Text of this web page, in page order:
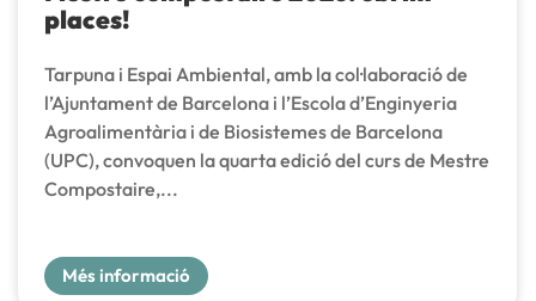
places!
Tarpuna i Espai Ambiental, amb la col·laboració de
l’Ajuntament de Barcelona i l’Escola d’Enginyeria
Agroalimentària i de Biosistemes de Barcelona
(UPC), convoquen la quarta edició del curs de Mestre
Compostaire,...
Més informació